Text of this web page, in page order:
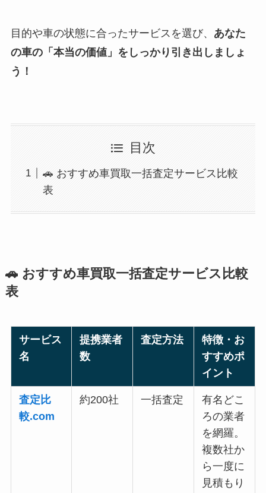
目的や車の状態に合ったサービスを選び、 あなた
の車の「本当の価値」をしっかり引き出しましょ
う！
目次
🚗 おすすめ車買取一括査定サービス比較
表
🚗 おすすめ車買取一括査定サービス比較
表
サービス
名
提携業者
数
査定方法
特徴・お
すすめポ
イント
査定比
較.com
約200社 一括査定
有名どこ
ろの業者
を網羅。
複数社か
ら一度に
見積もり